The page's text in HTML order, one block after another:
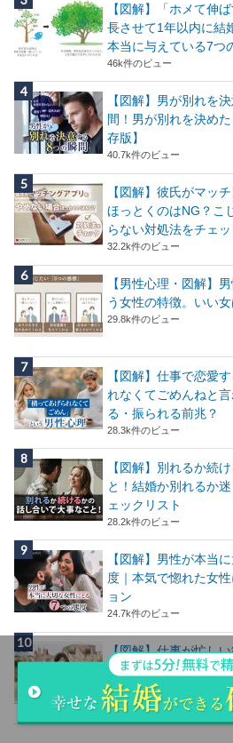
【図解】「ホメて伸
長させて1年以内に結
本当に与えている7つ
46k件のビュー
【図解】男が別れを
間！男が別れを決め
存版】
40.7k件のビュー
【図解】彼氏がマッ
ほっとくのはNG？こ
らない対処法をチェッ
32.2k件のビュー
【男性心理・図解】
う女性の特徴。いい
29.8k件のビュー
【図解】仕事で恋愛
れなくてごめんねと
る・振られる前兆？
28.3k件のビュー
【図解】別れるか続
と！結婚か別れるか
ェックリスト
28.2k件のビュー
【図解】男性が本当
度｜本気で惚れた女
ョン
24.7k件のビュー
【図解】仕事が忙し
いLINEとは？疲れて
LINE
24.5k件のビュー